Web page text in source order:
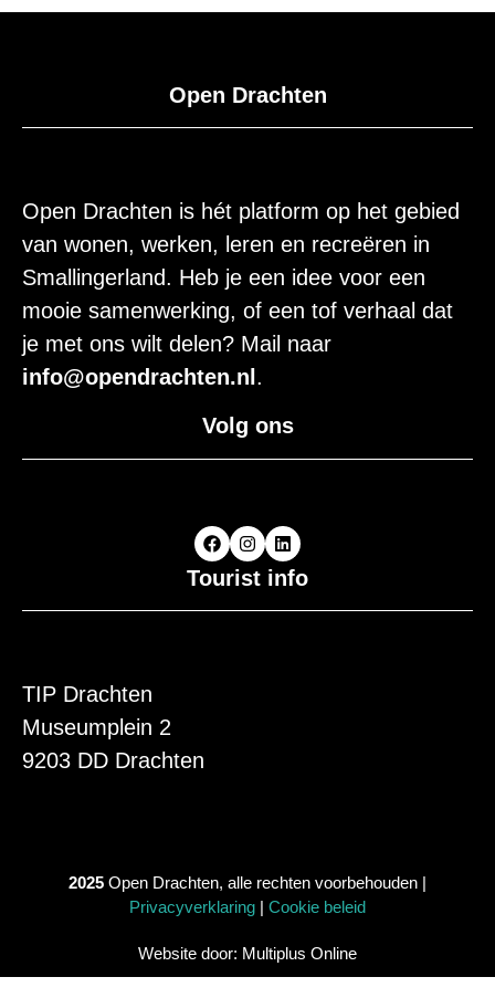
Open Drachten
Open Drachten is hét platform op het gebied
van wonen, werken, leren en recreëren in
Smallingerland. Heb je een idee voor een
mooie samenwerking, of een tof verhaal dat
je met ons wilt delen? Mail naar
info@opendrachten.nl .
Volg ons
Tourist info
TIP Drachten
Museumplein 2
9203 DD Drachten
2025 Open Drachten, alle rechten voorbehouden |
Privacyverklaring | Cookie beleid
Website door: Multiplus Online